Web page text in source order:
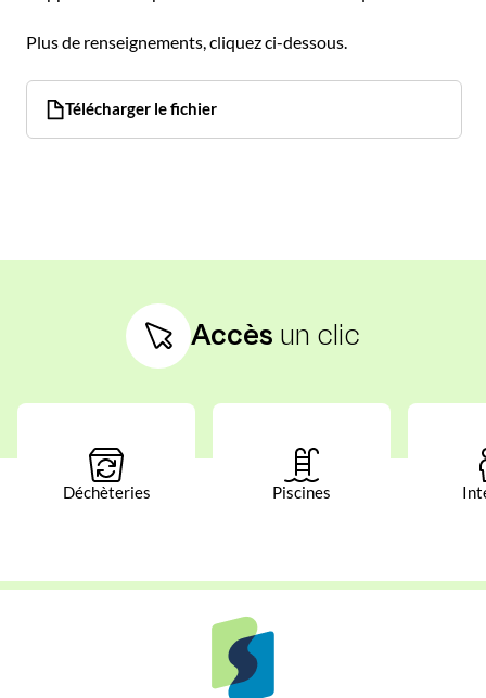
Plus de renseignements, cliquez ci-dessous.
Télécharger le fichier
Accès un clic
Déchèteries Piscines